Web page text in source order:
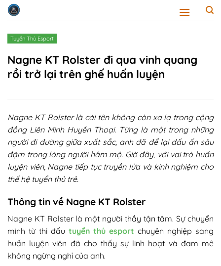
Skip
Tuyển Thủ Esport
Nagne KT Rolster đi qua vinh quang
rồi trở lại trên ghế huấn luyện
Nagne KT Rolster là cái tên không còn xa lạ trong cộng
đồng Liên Minh Huyền Thoại. Từng là một trong những
người đi đường giữa xuất sắc, anh đã để lại dấu ấn sâu
đậm trong lòng người hâm mộ. Giờ đây, với vai trò huấn
luyện viên, Nagne tiếp tục truyền lửa và kinh nghiệm cho
thế hệ tuyển thủ trẻ.​
Thông tin về Nagne KT Rolster​
Nagne KT Rolster là một người thầy tận tâm. Sự chuyển
mình từ thi đấu tuyển thủ esport chuyên nghiệp sang
huấn luyện viên đã cho thấy sự linh hoạt và đam mê
không ngừng nghỉ của anh.